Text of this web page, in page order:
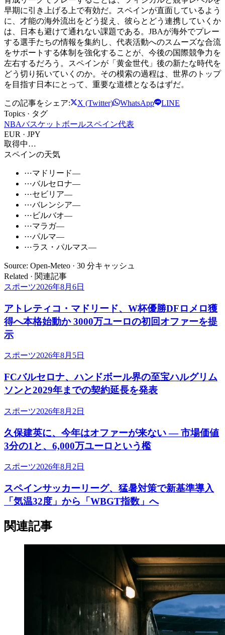
早期に引き上げる上で有効だ。スペインが直面しているよう
に、才能の海外流出をどう捉え、彼らとどう連携していくか
は、日本も避けて通れない課題である。JBAが海外でプレー
する選手たちの情報を集約し、代表活動へのスムーズな合流
をサポートする体制を強化することが、今後の国際競争力を
左右するだろう。スペインが「黄金世代」後の新たな時代を
どう切り拓いていくのか。その模索の過程は、世界のトップ
を目指す日本にとって、重要な道標となるはずだ。
この記事をシェア: X (Twitter) WhatsApp
LINE
Topics · タグ
NBAバスケットボールスペイン代表
EUR · JPY
取得中…
スペインの天気
⋯マドリード—
⋯バルセロナ—
⋯セビリア—
⋯バレンシア—
⋯ ビルバオ—
⋯マラガ—
⋯パルマ—
⋯ラス・パルマス—
Source: Open-Meteo · 30 分キャッシュ
Related · 関連記事
スポーツ2026年8月6日
アトレティコ・マドリード、W杯優勝DFロメロ獲
得へ本格始動か 3000万ユーロの初回オファーを提
示
スポーツ2026年8月5日
FCバルセロナ、ハンドボール界の至宝ハルグリム
ソンと2029年までの契約延長を発表
スポーツ2026年8月2日
久保建英に、今年はオファーが来ない ― 市場価値
3分の1と、6,000万ユーロという檻
スポーツ2026年8月2日
スペインサッカーリーグ、猛暑対策で新基準導入
「気温32度」から「WBGT指数」へ
関連記事